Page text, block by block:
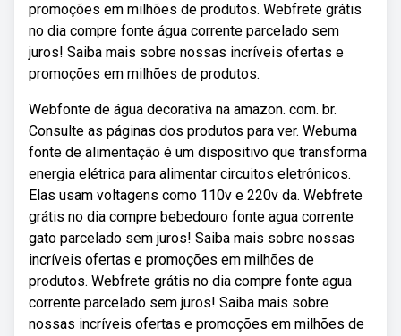
promoções em milhões de produtos. Webfrete grátis
no dia compre fonte água corrente parcelado sem
juros! Saiba mais sobre nossas incríveis ofertas e
promoções em milhões de produtos.
Webfonte de água decorativa na amazon. com. br.
Consulte as páginas dos produtos para ver. Webuma
fonte de alimentação é um dispositivo que transforma
energia elétrica para alimentar circuitos eletrônicos.
Elas usam voltagens como 110v e 220v da. Webfrete
grátis no dia compre bebedouro fonte agua corrente
gato parcelado sem juros! Saiba mais sobre nossas
incríveis ofertas e promoções em milhões de
produtos. Webfrete grátis no dia compre fonte agua
corrente parcelado sem juros! Saiba mais sobre
nossas incríveis ofertas e promoções em milhões de